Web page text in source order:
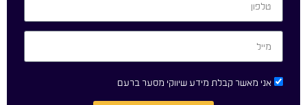
אני מאשר קבלת מידע שיווקי מסער ברעם